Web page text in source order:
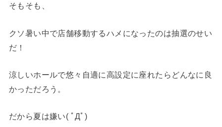
そもそも、
クソ暑い中で店舗移動するハメになったのは抽選のせい
だ！
涼しいホールで悠々自適に高設定に座れたらどんなに良
かっただろう。
だから夏は嫌い( ﾟДﾟ)